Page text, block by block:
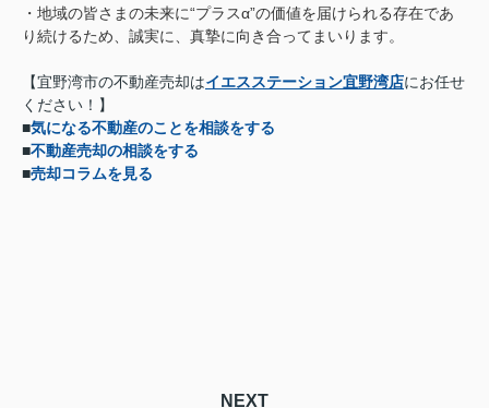
・地域の皆さまの未来に“プラスα”の価値を届けられる存在であ
り続けるため、誠実に、真摯に向き合ってまいります。
【宜野湾市の不動産売却はイエスステーション宜野湾店にお任せ
ください！】
■気になる不動産のことを相談をする
■不動産売却の相談をする
■売却コラムを見る
NEXT